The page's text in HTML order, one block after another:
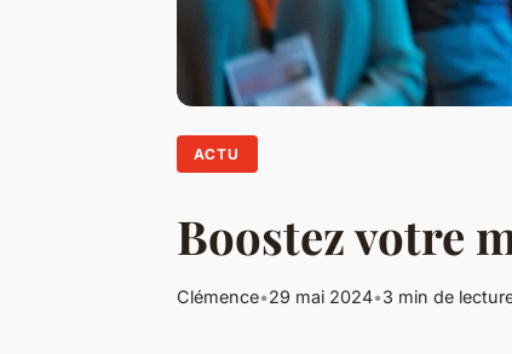
ACTU
Boostez votre
Clémence•29 mai 2024•3 min de